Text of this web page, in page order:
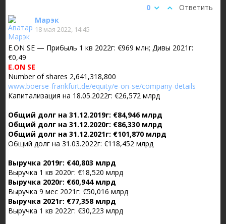
Ответить
0
Марэк
18 мая 2022, 14:45
E.ON SE — Прибыль 1 кв 2022г: €969 млн; Дивы 2021г:
€0,49
E.ON SE
Number of shares 2,641,318,800
www.boerse-frankfurt.de/equity/e-on-se/company-details
Капитализация на 18.05.2022г: €26,572 млрд
Общий долг на 31.12.2019г: €84,946 млрд
Общий долг на 31.12.2020г: €86,330 млрд
Общий долг на 31.12.2021г: €101,870 млрд
Общий долг на 31.03.2022г: €118,452 млрд
Выручка 2019г: €40,803 млрд
Выручка 1 кв 2020г: €18,520 млрд
Выручка 2020г: €60,944 млрд
Выручка 9 мес 2021г: €50,016 млрд
Выручка 2021г: €77,358 млрд
Выручка 1 кв 2022г: €30,223 млрд